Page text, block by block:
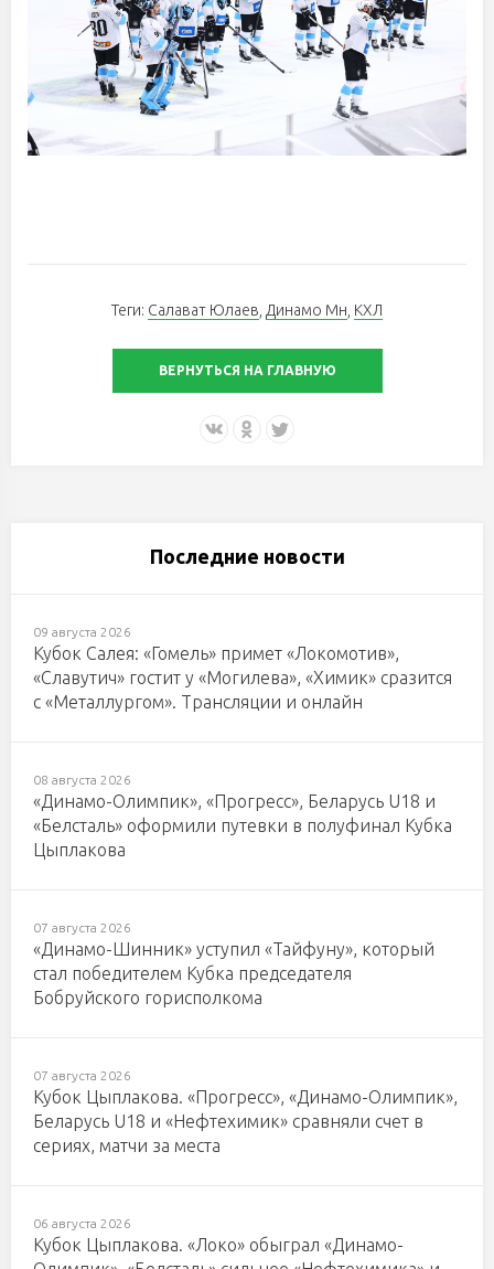
Теги: Салават Юлаев, Динамо Мн, КХЛ
ВЕРНУТЬСЯ НА ГЛАВНУЮ
Последние новости
09 августа 2026
Кубок Салея: «Гомель» примет «Локомотив»,
«Славутич» гостит у «Могилева», «Химик» сразится
с «Металлургом». Трансляции и онлайн
08 августа 2026
«Динамо-Олимпик», «Прогресс», Беларусь U18 и
«Белсталь» оформили путевки в полуфинал Кубка
Цыплакова
07 августа 2026
«Динамо-Шинник» уступил «Тайфуну», который
стал победителем Кубка председателя
Бобруйского горисполкома
07 августа 2026
Кубок Цыплакова. «Прогресс», «Динамо-Олимпик»,
Беларусь U18 и «Нефтехимик» сравняли счет в
сериях, матчи за места
06 августа 2026
Кубок Цыплакова. «Локо» обыграл «Динамо-